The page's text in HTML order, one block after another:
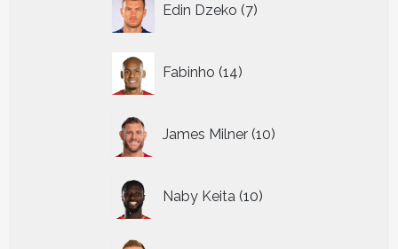
Edin Dzeko 7
producten
Fabinho 14
producten
James Milner 10
producten
Naby Keita 10
producten